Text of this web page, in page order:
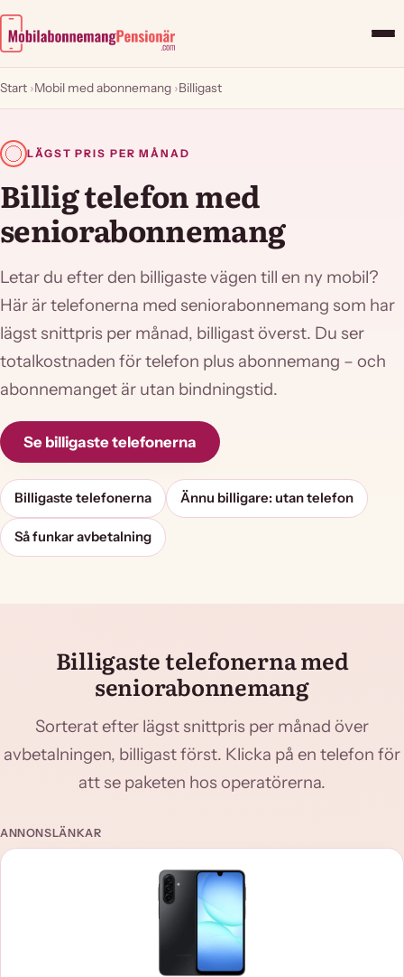
Start ›Mobil med abonnemang ›Billigast
LÄGST PRIS PER MÅNAD
Billig telefon med
seniorabonnemang
Letar du efter den billigaste vägen till en ny mobil?
Här är telefonerna med seniorabonnemang som har
lägst snittpris per månad, billigast överst. Du ser
totalkostnaden för telefon plus abonnemang – och
abonnemanget är utan bindningstid.
Se billigaste telefonerna
Billigaste telefonerna Ännu billigare: utan telefon
Så funkar avbetalning
Billigaste telefonerna med
seniorabonnemang
Sorterat efter lägst snittpris per månad över
avbetalningen, billigast först. Klicka på en telefon för
att se paketen hos operatörerna.
ANNONSLÄNKAR